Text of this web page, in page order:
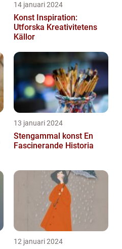
14 januari 2024
Konst Inspiration:
Utforska Kreativitetens
Källor
13 januari 2024
Stengammal konst En
Fascinerande Historia
12 januari 2024